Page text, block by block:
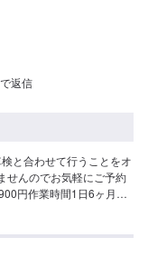
返信
と合わせて行うことをオ
せんのでお気軽にご予約
円作業時間1日6ヶ月点